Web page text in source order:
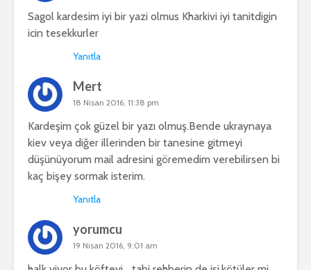
Sagol kardesim iyi bir yazi olmus Kharkivi iyi tanitdigin
icin tesekkurler
Yanıtla
Mert
18 Nisan 2016, 11:38 pm
Kardeşim çok güzel bir yazı olmuş.Bende ukraynaya
kiev veya diğer illerinden bir tanesine gitmeyi
düşünüyorum mail adresini göremedim verebilirsen bi
kaç bişey sormak isterim.
Yanıtla
yorumcu
19 Nisan 2016, 9:01 am